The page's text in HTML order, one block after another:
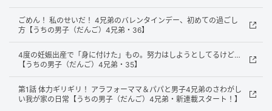
ごめん！ 私のせいだ！ 4兄弟のバレンタインデー、初めての過ごし
方【うちの男子（だんご）4兄弟・36】
4度の妊娠出産で「身に付けた」もの。努力はしようとしてるけど…
【うちの男子（だんご）4兄弟・35】
第1話 体力ギリギリ！ アラフォーママ＆パパと男子4兄弟のさわがし
い我が家の日常【うちの男子（だんご）4兄弟・新連載スタート！】